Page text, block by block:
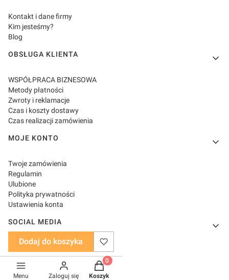
Kontakt i dane firmy
Kim jesteśmy?
Blog
OBSŁUGA KLIENTA
WSPÓŁPRACA BIZNESOWA
Metody płatności
Zwroty i reklamacje
Czas i koszty dostawy
Czas realizacji zamówienia
MOJE KONTO
Twoje zamówienia
Regulamin
Ulubione
Polityka prywatności
Ustawienia konta
SOCIAL MEDIA
Facebook
Instagram
TikTok
YouTube
Dodaj do koszyka
Menu Zaloguj się
Produkty w koszyku: 0. Zobacz
Koszyk